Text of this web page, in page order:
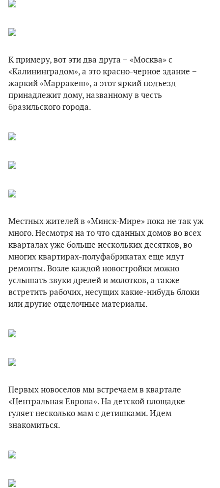
К примеру, вот эти два друга − «Москва» с
«Калининградом», а это красно-черное здание −
жаркий «Марракеш», а этот яркий подъезд
принадлежит дому, названному в честь
бразильского города.
Местных жителей в «Минск-Мире» пока не так уж
много. Несмотря на то что сданных домов во всех
кварталах уже больше нескольких десятков, во
многих квартирах-полуфабрикатах еще идут
ремонты. Возле каждой новостройки можно
услышать звуки дрелей и молотков, а также
встретить рабочих, несущих какие-нибудь блоки
или другие отделочные материалы.
Первых новоселов мы встречаем в квартале
«Центральная Европа». На детской площадке
гуляет несколько мам с детишками. Идем
знакомиться.